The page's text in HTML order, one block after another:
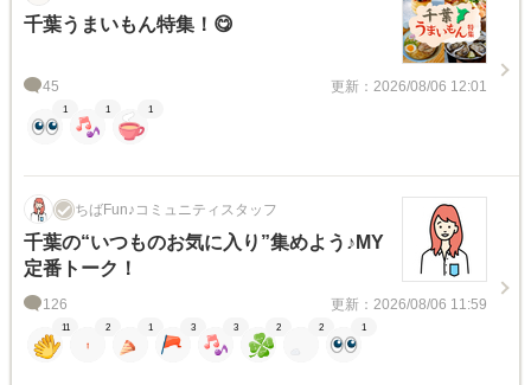
千葉うまいもん特集！😋
45 更新：2026/08/06 12:01
1 1 1
ちばFun♪コミュニティスタッフ
千葉の“いつものお気に入り”集めよう♪MY
定番トーク！
126 更新：2026/08/06 11:59
11 2 1 3 3 2 2 1